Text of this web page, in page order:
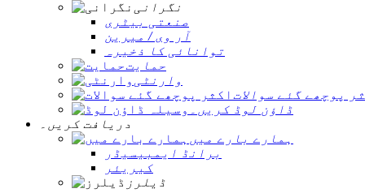
نگرانی
صنعتی بیٹری
آر وی / میرین
توانائی کا ذخیرہ
حمایت
وارنٹی
پوچھے گئے سوالات
ڈاؤن لوڈ کریں۔
دریافت کریں۔
ہمارے بارے میں
برانڈ ایمبیسیڈر
کیریئر
ڈیلرز